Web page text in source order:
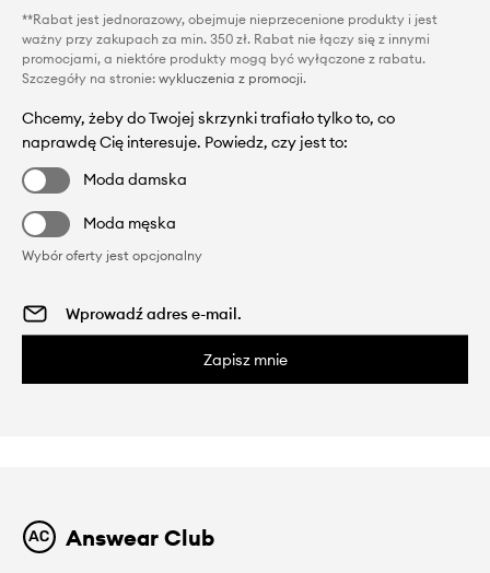
**Rabat jest jednorazowy, obejmuje nieprzecenione produkty i jest
ważny przy zakupach za min. 350 zł. Rabat nie łączy się z innymi
promocjami, a niektóre produkty mogą być wyłączone z rabatu.
Szczegóły na stronie: wykluczenia z promocji.
Chcemy, żeby do Twojej skrzynki trafiało tylko to, co
naprawdę Cię interesuje. Powiedz, czy jest to:
Moda damska
Moda męska
Wybór oferty jest opcjonalny
Zapisz mnie
Answear Club